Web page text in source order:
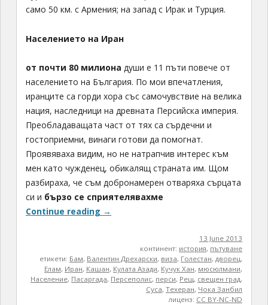
само 50 км. с Армения; на запад с Ирак и Турция.
Населението на Иран
от почти 80 милиона души е 11 пъти повече от
населението на България. По мои впечатления,
иранците са горди хора със самочувствие на велика
нация, наследници на древната Персийска империя.
Преобладаващата част от тях са сърдечни и
гостоприемни, винаги готови да помогнат.
Проявяваха видим, но не натрапчив интерес към
мен като чужденец, обикалящ страната им. Щом
разбираха, че съм добронамерен отваряха сърцата
си и бързо се сприятелявахме
Continue reading →
13 June 2013
континент: история, пътуване
етикети: Бам, Валентин Дрехарски, виза, Голестан,дворец,
Елам, Иран, Кашан, Кулата Азади, Кучук Хан, мюсюлмани,
Население, Пасаргада, Персеполис, перси, Рещ, свещен град,
Суса,Техеран, Чока Занбил
лиценз: CC BY-NC-ND